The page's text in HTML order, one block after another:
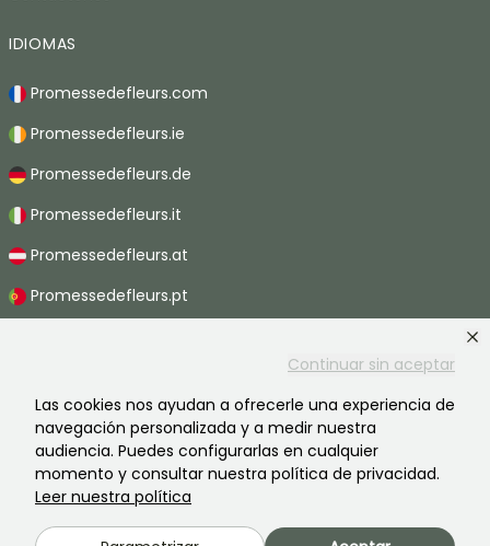
Continuar sin aceptar
Las cookies nos ayudan a ofrecerle una experiencia de
navegación personalizada y a medir nuestra
audiencia. Puedes configurarlas en cualquier
momento y consultar nuestra política de privacidad.
Leer nuestra política
IDIOMAS
Promessedefleurs.com
Promessedefleurs.ie
Promessedefleurs.de
Promessedefleurs.it
Promessedefleurs.at
Promessedefleurs.pt
Promessedefleurs.ch
Información legal
Términos y condiciones Política de privacidad